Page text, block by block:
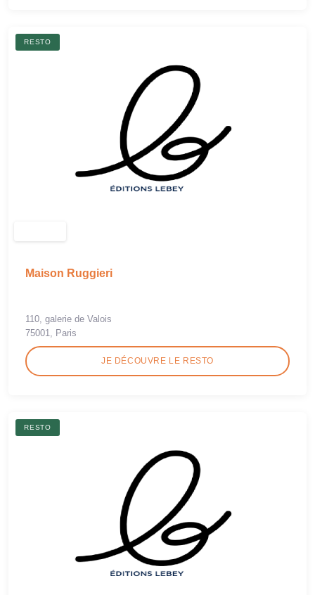
RESTO
Maison Ruggieri
110, galerie de Valois
75001, Paris
JE DÉCOUVRE LE RESTO
RESTO